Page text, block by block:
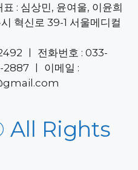
: 심상민, 윤여울, 이윤희
혁신로 39-1 서울메디컬
ㅣ 전화번호 : 033-
ㅣ 이메일 :
All Rights